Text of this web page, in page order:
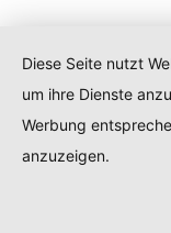
Diese Seite nutzt
um ihre Dienste
Werbung
anzuzeigen.